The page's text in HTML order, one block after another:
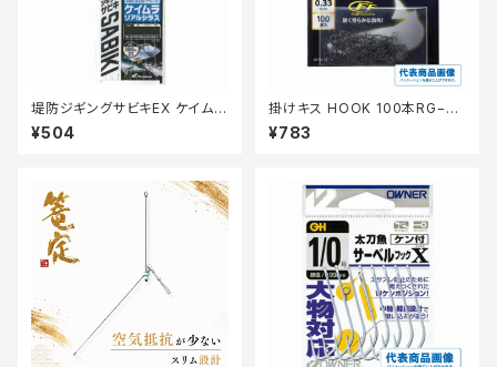
堤防ジギングサビキEX ケイムラ
リアルシラス2本FS702ーM
¥504
掛けキス HOOK 100本RG−N
K1N【継続セール_仕掛】
¥783